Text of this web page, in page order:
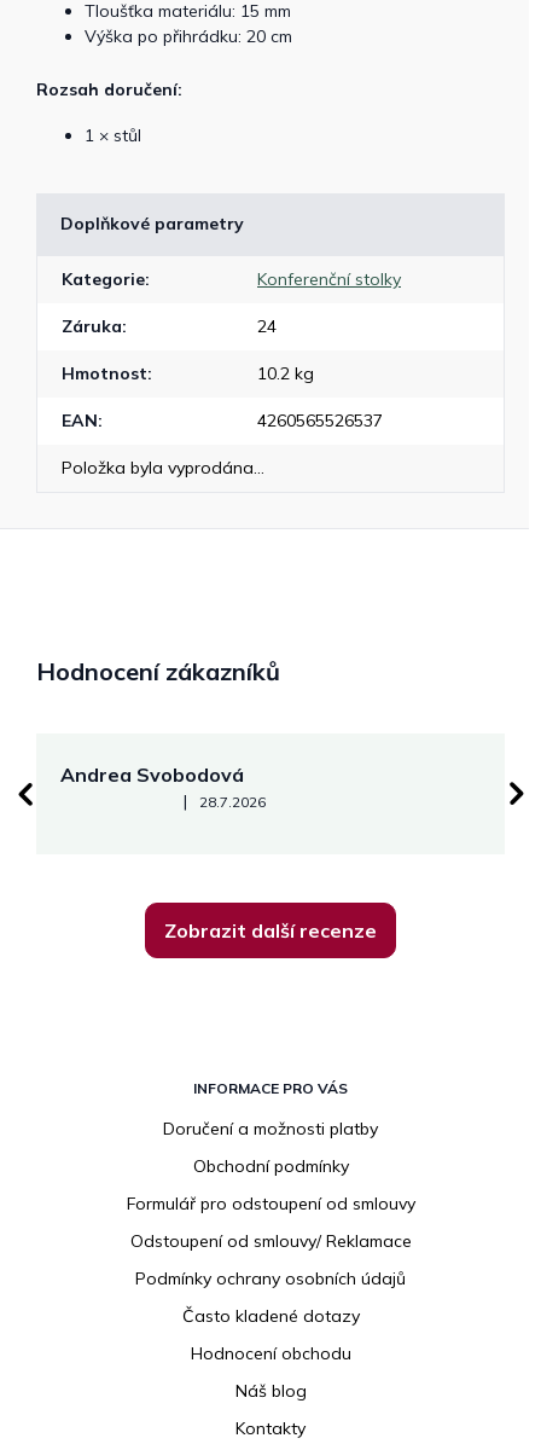
Tloušťka materiálu: 15 mm
Výška po přihrádku: 20 cm
Rozsah doručení:
1 × stůl
Doplňkové parametry
Kategorie: Konferenční stolky
Záruka: 24
Hmotnost: 10.2 kg
EAN: 4260565526537
Položka byla vyprodána…
Hodnocení zákazníků
Andrea Svobodová
Hodnocení obchodu je 5 z 5 hvězdiček.
| 28.7.2026
Zobrazit další recenze
INFORMACE PRO VÁS
Doručení a možnosti platby
Obchodní podmínky
Formulář pro odstoupení od smlouvy
Odstoupení od smlouvy/ Reklamace
Podmínky ochrany osobních údajů
Často kladené dotazy
Hodnocení obchodu
Náš blog
Kontakty